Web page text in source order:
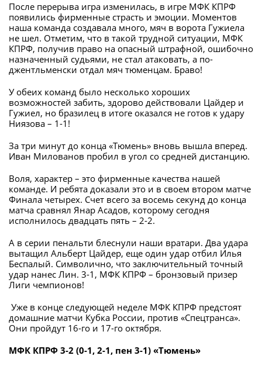
После перерыва игра изменилась, в игре МФК КПРФ
появились фирменные страсть и эмоции. Моментов
наша команда создавала много, мяч в ворота Гужиела
не шел. Отметим, что в такой трудной ситуации, МФК
КПРФ, получив право на опасный штрафной, ошибочно
назначенный судьями, не стал атаковать, а по-
джентльменски отдал мяч тюменцам. Браво!
У обеих команд было несколько хороших
возможностей забить, здорово действовали Цайдер и
Гужиел, но бразилец в итоге оказался не готов к удару
Ниязова – 1-1!
За три минут до конца «Тюмень» вновь вышла вперед.
Иван Милованов пробил в угол со средней дистанцию.
Воля, характер – это фирменные качества нашей
команде. И ребята доказали это и в своем втором матче
Финала четырех. Счет всего за восемь секунд до конца
матча сравнял Янар Асадов, которому сегодня
исполнилось двадцать пять – 2-2.
А в серии пенальти блеснули наши вратари. Два удара
вытащил Альберт Цайдер, еще один удар отбил Илья
Беспалый. Символично, что заключительный точный
удар нанес Лин. 3-1, МФК КПРФ – бронзовый призер
Лиги чемпионов!
Уже в конце следующей неделе МФК КПРФ предстоят
домашние матчи Кубка России, против «Спецтранса».
Они пройдут 16-го и 17-го октября.
МФК КПРФ 3-2 (0-1, 2-1, пен 3-1) «Тюмень»